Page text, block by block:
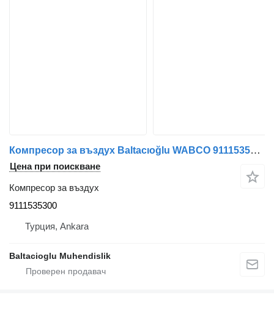
Компресор за въздух Baltacıoğlu WABCO 9111535300 за автобус
Цена при поискване
Компресор за въздух
9111535300
Турция, Ankara
Baltacioglu Muhendislik